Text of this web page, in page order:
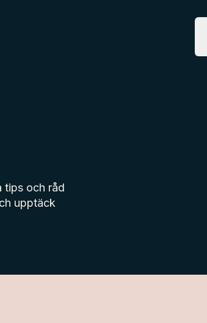
tips och råd
upptäck